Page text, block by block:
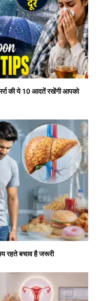
की ये 10 आदतें रखेंगी आपको
रहते बचाव है जरूरी